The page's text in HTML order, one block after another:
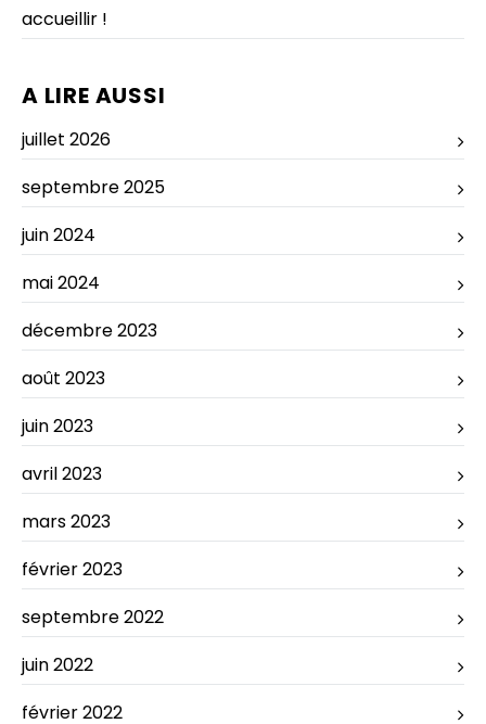
accueillir !
A LIRE AUSSI
juillet 2026
septembre 2025
juin 2024
mai 2024
décembre 2023
août 2023
juin 2023
avril 2023
mars 2023
février 2023
septembre 2022
juin 2022
février 2022